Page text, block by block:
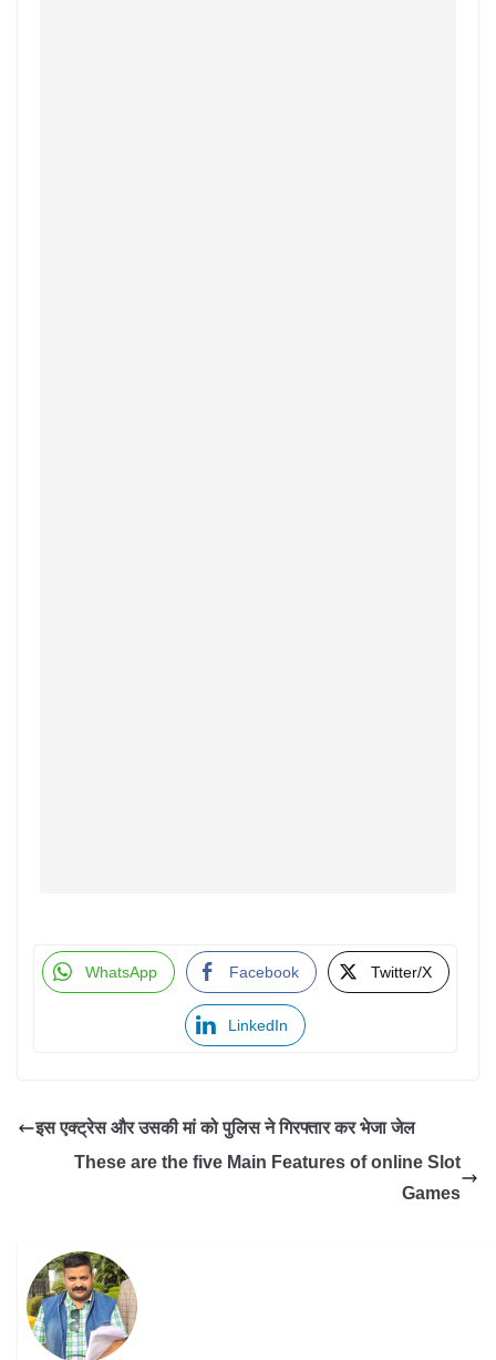
WhatsApp Facebook Twitter/X
LinkedIn
इस एक्ट्रेस और उसकी मां को पुलिस ने गिरफ्तार कर भेजा जेल
These are the five Main Features of online Slot
Games